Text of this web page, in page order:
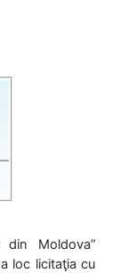
Moldova”
loc licitaţia cu